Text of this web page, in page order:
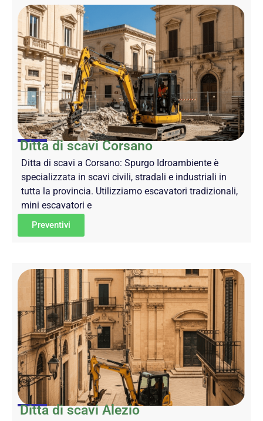
Ditta di scavi Corsano
Ditta di scavi a Corsano: Spurgo Idroambiente è
specializzata in scavi civili, stradali e industriali in
tutta la provincia. Utilizziamo escavatori tradizionali,
mini escavatori e
Preventivi
Ditta di scavi Alezio